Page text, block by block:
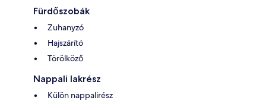
Fürdőszobák
Zuhanyzó
Hajszárító
Törölköző
Nappali lakrész
Külön nappalirész